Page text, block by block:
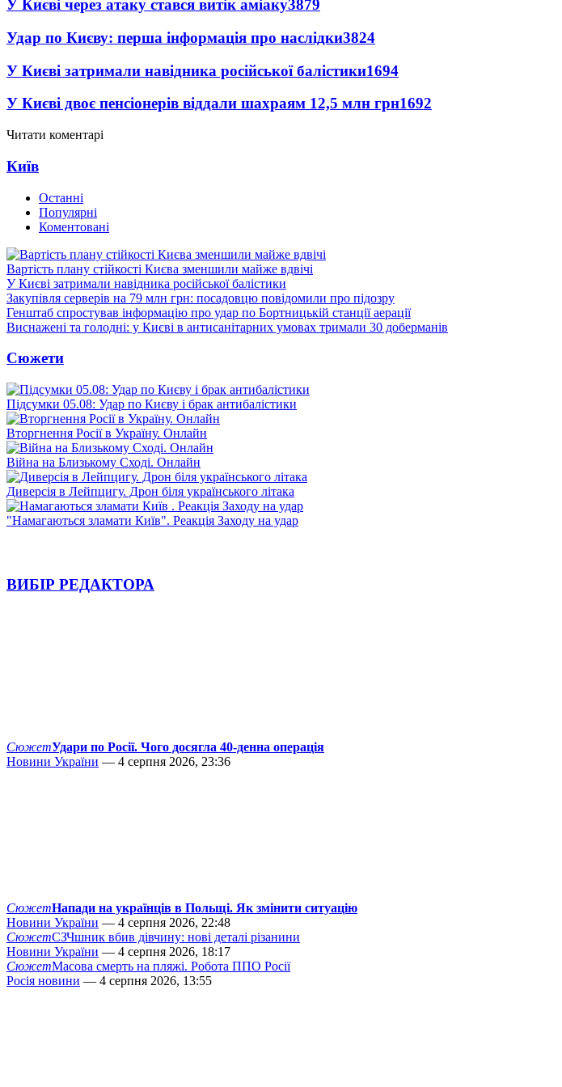
У Києві через атаку стався витік аміаку3879
Удар по Києву: перша інформація про наслідки3824
У Києві затримали навідника російської балістики1694
У Києві двоє пенсіонерів віддали шахраям 12,5 млн грн1692
Читати коментарі
Київ
Останні
Популярні
Коментовані
Вартість плану стійкості Києва зменшили майже вдвічі
У Києві затримали навідника російської балістики
Закупівля серверів на 79 млн грн: посадовцю повідомили про підозру
Генштаб спростував інформацію про удар по Бортницькій станції аерації
Виснажені та голодні: у Києві в антисанітарних умовах тримали 30 доберманів
Сюжети
Підсумки 05.08: Удар по Києву і брак антибалістики
Вторгнення Росії в Україну. Онлайн
Війна на Близькому Сході. Онлайн
Диверсія в Лейпцигу. Дрон біля українського літака
"Намагаються зламати Київ". Реакція Заходу на удар
ВИБІР РЕДАКТОРА
СюжетУдари по Росії. Чого досягла 40-денна операція
Новини України — 4 серпня 2026, 23:36
СюжетНапади на українців в Польщі. Як змінити ситуацію
Новини України — 4 серпня 2026, 22:48
СюжетСЗЧшник вбив дівчину: нові деталі різанини
Новини України — 4 серпня 2026, 18:17
СюжетМасова смерть на пляжі. Робота ППО Росії
Росія новини — 4 серпня 2026, 13:55